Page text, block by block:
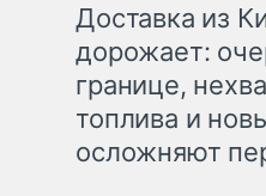
Доставка из
дорожает:
границе,
топлива и
осложняют